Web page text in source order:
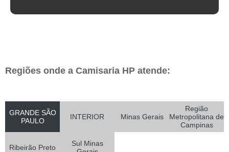
Regiões onde a Camisaria HP atende:
GRANDE SÃO
PAULO
INTERIOR Minas Gerais
Região
Metropolitana de
Campinas
Ribeirão Preto
Sul Minas